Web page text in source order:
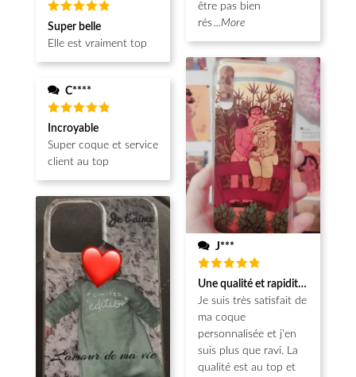
Note 5
sur 5
Super belle
Elle est vraiment top
C****
Note5
sur 5
Incroyable
Super coque et service
client au top
être pas bien
rés...More
J***
Note5
sur 5
Une qualité et rapidité au top!
Je suis très satisfait de
ma coque
personnalisée et j'en
suis plus que ravi. La
qualité est au top et